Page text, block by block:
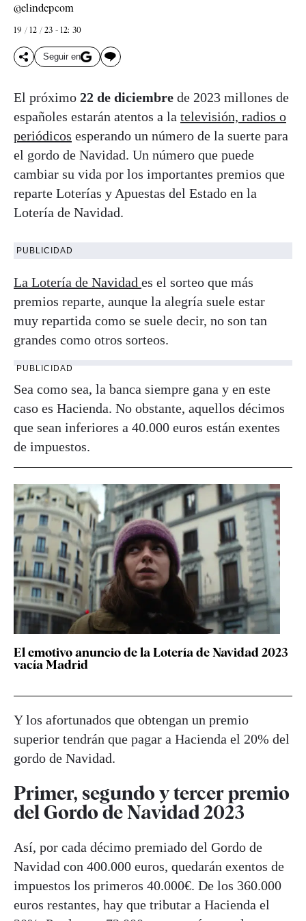
@elindepcom
19 / 12 / 23 - 12: 30
Seguir en
El próximo 22 de diciembre de 2023 millones de
españoles estarán atentos a la televisión, radios o
periódicos esperando un número de la suerte para
el gordo de Navidad. Un número que puede
cambiar su vida por los importantes premios que
reparte Loterías y Apuestas del Estado en la
Lotería de Navidad.
PUBLICIDAD
La Lotería de Navidad es el sorteo que más
premios reparte, aunque la alegría suele estar
muy repartida como se suele decir, no son tan
grandes como otros sorteos.
PUBLICIDAD
Sea como sea, la banca siempre gana y en este
caso es Hacienda. No obstante, aquellos décimos
que sean inferiores a 40.000 euros están exentes
de impuestos.
El emotivo anuncio de la Lotería de Navidad 2023
vacía Madrid
Y los afortunados que obtengan un premio
superior tendrán que pagar a Hacienda el 20% del
gordo de Navidad.
Primer, segundo y tercer premio
del Gordo de Navidad 2023
Así, por cada décimo premiado del Gordo de
Navidad con 400.000 euros, quedarán exentos de
impuestos los primeros 40.000€. De los 360.000
euros restantes, hay que tributar a Hacienda el